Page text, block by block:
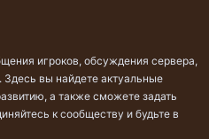
игроков, обсуждения сервера,
вы найдете актуальные
а также сможете задать
к сообществу и будьте в